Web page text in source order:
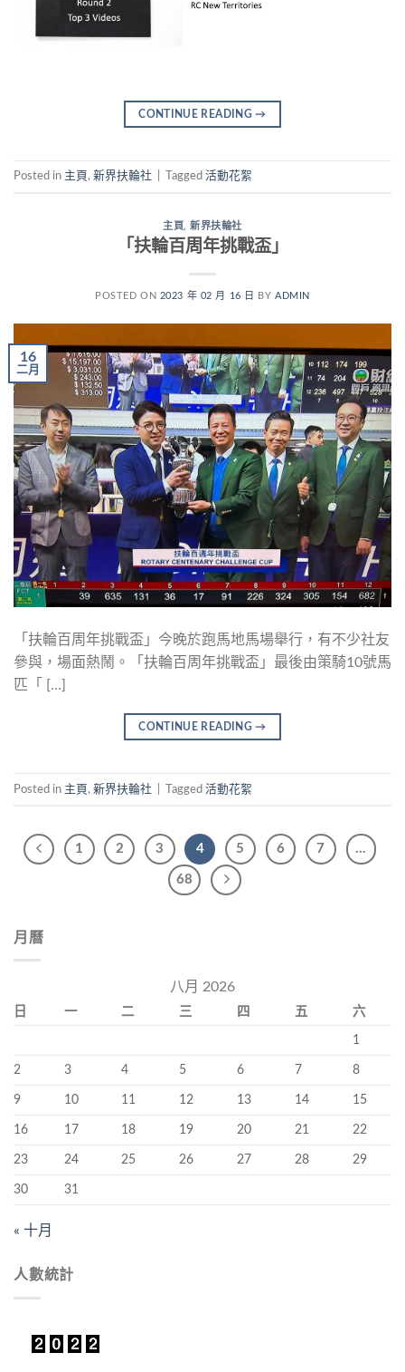
CONTINUE READING→
Posted in 主頁 , 新界扶輪社 Tagged 活動花絮
主頁 ,新界扶輪社
「扶輪百周年挑戰盃」
POSTED ON 2023 年 02 月 16 日 BY ADMIN
16
二月
「扶輪百周年挑戰盃」今晚於跑馬地馬場舉行，有不少社友
參與，場面熱鬧。「扶輪百周年挑戰盃」最後由策騎10號馬
匹「 […]
CONTINUE READING→
Posted in 主頁 , 新界扶輪社 Tagged 活動花絮
1 2 3 4 5 6 7 …
68
月曆
八月 2026
日 一 二 三 四 五 六
1
2 3 4 5 6 7 8
9 10 11 12 13 14 15
16 17 18 19 20 21 22
23 24 25 26 27 28 29
30 31
« 十月
人數統計